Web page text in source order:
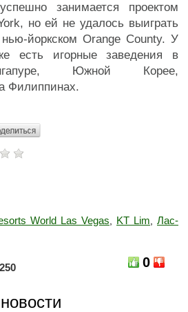
занимается проектом
но ей не удалось выиграть
йоркском Orange County. У
есть игорные заведения в
Южной Корее,
Филиппинах.
World Las Vegas KT Lim
Лас-
0
250